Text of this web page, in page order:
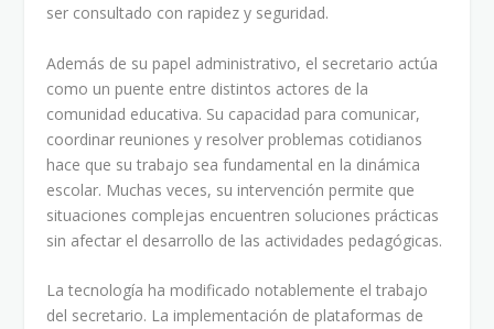
ser consultado con rapidez y seguridad.
Además de su papel administrativo, el secretario actúa
como un puente entre distintos actores de la
comunidad educativa. Su capacidad para comunicar,
coordinar reuniones y resolver problemas cotidianos
hace que su trabajo sea fundamental en la dinámica
escolar. Muchas veces, su intervención permite que
situaciones complejas encuentren soluciones prácticas
sin afectar el desarrollo de las actividades pedagógicas.
La tecnología ha modificado notablemente el trabajo
del secretario. La implementación de plataformas de